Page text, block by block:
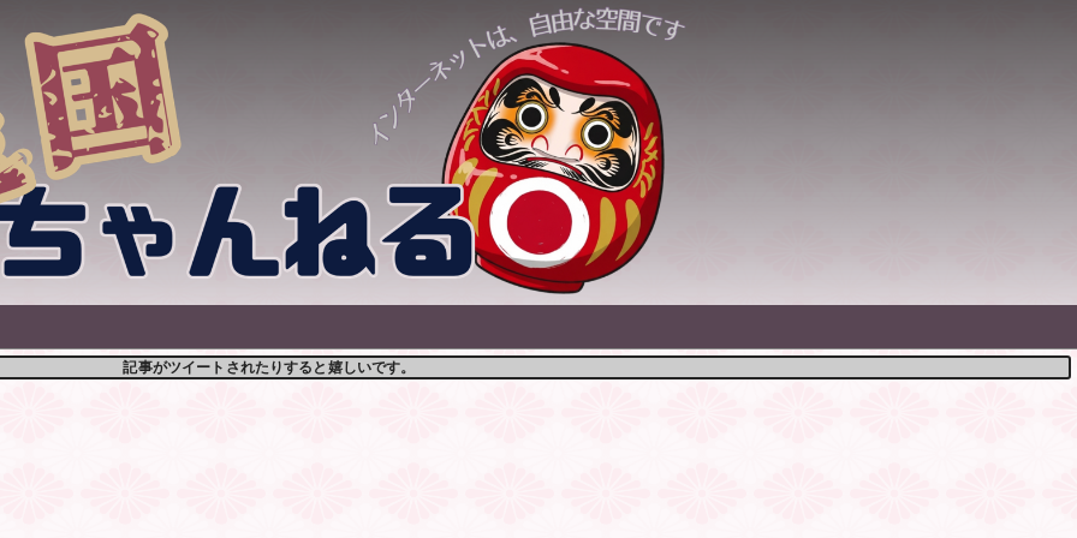
記事がツイートされたりすると嬉しいです。